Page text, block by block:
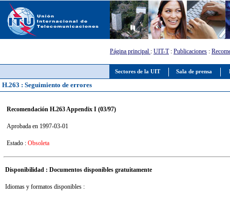
Sectores de la UIT Sala de prensa
Página principal : UIT-T: Publicaciones :
H.263 : Seguimiento de errores
Recomendación H.263 Appendix I (03/97)
Aprobada en 1997-03-01
Estado : Obsoleta
Disponibilidad : Documentos disponibles gratuitamente
Idiomas y formatos disponibles :